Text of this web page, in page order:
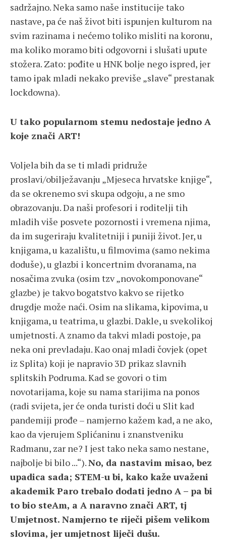
sadržajno. Neka samo naše institucije tako
nastave, pa će naš život biti ispunjen kulturom na
svim razinama i nećemo toliko misliti na koronu,
ma koliko moramo biti odgovorni i slušati upute
stožera. Zato: pođite u HNK bolje nego ispred, jer
tamo ipak mladi nekako previše „slave“ prestanak
lockdowna).
U tako popularnom stemu nedostaje jedno A
koje znači ART!
Voljela bih da se ti mladi pridruže
proslavi/obilježavanju „Mjeseca hrvatske knjige“,
da se okrenemo svi skupa odgoju, a ne smo
obrazovanju. Da naši profesori i roditelji tih
mladih više posvete pozornosti i vremena njima,
da im sugeriraju kvalitetniji i puniji život. Jer, u
knjigama, u kazalištu, u filmovima (samo nekima
doduše), u glazbi i koncertnim dvoranama, na
nosačima zvuka (osim tzv „novokomponovane“
glazbe) je takvo bogatstvo kakvo se rijetko
drugdje može naći. Osim na slikama, kipovima, u
knjigama, u teatrima, u glazbi. Dakle, u svekolikoj
umjetnosti. A znamo da takvi mladi postoje, pa
neka oni prevladaju. Kao onaj mladi čovjek (opet
iz Splita) koji je napravio 3D prikaz slavnih
splitskih Podruma. Kad se govori o tim
novotarijama, koje su nama starijima na ponos
(radi svijeta, jer će onda turisti doći u Slit kad
pandemiji prođe – namjerno kažem kad, a ne ako,
kao da vjerujem Splićaninu i znanstveniku
Radmanu, zar ne? I jest tako neka samo nestane,
najbolje bi bilo ...“).No, da nastavim misao, bez
upadica sada; STEM-u bi, kako kaže uvaženi
akademik Paro trebalo dodati jedno A – pa bi
to bio steAm, a A naravno znači ART, tj
Umjetnost. Namjerno te riječi pišem velikom
slovima, jer umjetnost liječi dušu.